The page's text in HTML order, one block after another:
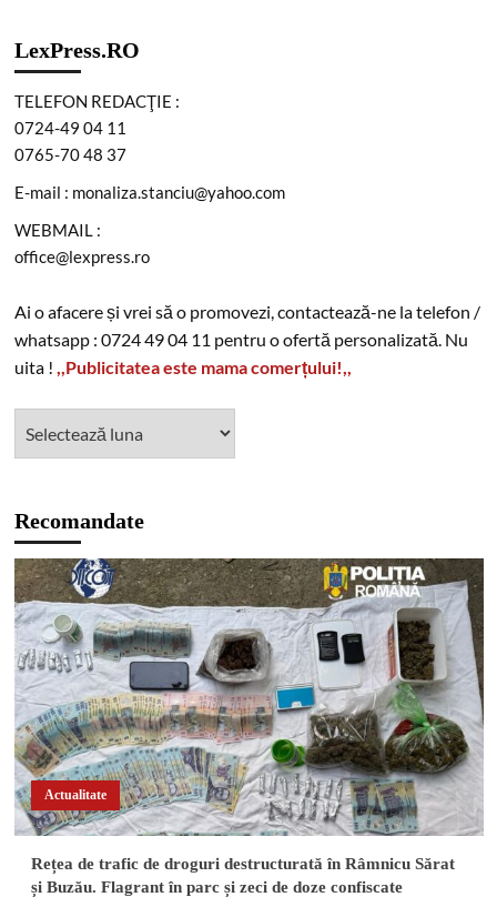
LexPress.RO
TELEFON REDACŢIE :
0724-49 04 11
0765-70 48 37
E-mail : monaliza.stanciu@yahoo.com
WEBMAIL :
office@lexpress.ro
Ai o afacere și vrei să o promovezi, contactează-ne la telefon /
whatsapp : 0724 49 04 11 pentru o ofertă personalizată. Nu
uita ! ,,Publicitatea este mama comerțului!,,
Recomandate
Actualitate
Rețea de trafic de droguri destructurată în Râmnicu Sărat
și Buzău. Flagrant în parc și zeci de doze confiscate